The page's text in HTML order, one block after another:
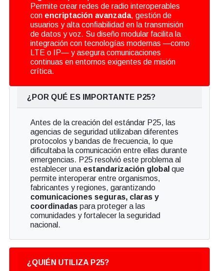
Permite crear redes de radio interoperables
con encriptación avanzada, gestión de
usuarios y alta confiabilidad en la transmisión
de datos y voz. Su diseño modular facilita la
integración con tecnologías modernas —como
LTE o IP— y asegura comunicaciones
continuas en entornos exigentes de misión
crítica.
¿POR QUÉ ES IMPORTANTE P25?
Antes de la creación del estándar P25, las
agencias de seguridad utilizaban diferentes
protocolos y bandas de frecuencia, lo que
dificultaba la comunicación entre ellas durante
emergencias. P25 resolvió este problema al
establecer una estandarización global que
permite interoperar entre organismos,
fabricantes y regiones, garantizando
comunicaciones seguras, claras y
coordinadaspara proteger a las
comunidades y fortalecer la seguridad
nacional.
¿QUIÉN UTILIZA P25?